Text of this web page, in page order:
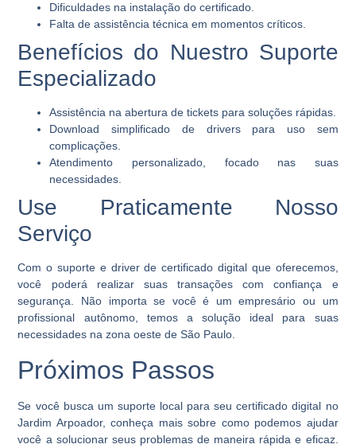
Dificuldades na instalação do certificado.
Falta de assistência técnica em momentos críticos.
Benefícios do Nuestro Suporte
Especializado
Assistência na abertura de tickets para soluções rápidas.
Download simplificado de drivers para uso sem
complicações.
Atendimento personalizado, focado nas suas
necessidades.
Use Praticamente Nosso
Serviço
Com o suporte e driver de certificado digital que oferecemos,
você poderá realizar suas transações com confiança e
segurança. Não importa se você é um empresário ou um
profissional autônomo, temos a solução ideal para suas
necessidades na zona oeste de São Paulo.
Próximos Passos
Se você busca um suporte local para seu certificado digital no
Jardim Arpoador, conheça mais sobre como podemos ajudar
você a solucionar seus problemas de maneira rápida e eficaz.